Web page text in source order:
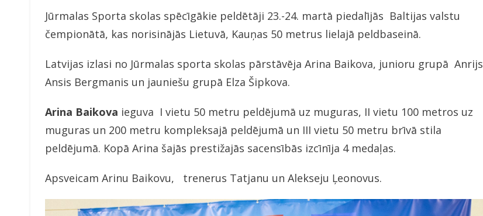
Jūrmalas Sporta skolas spēcīgākie peldētāji 23.-24. martā piedalījās Baltijas valstu
čempionātā, kas norisinājās Lietuvā, Kauņas 50 metrus lielajā peldbaseinā.
Latvijas izlasi no Jūrmalas sporta skolas pārstāvēja Arina Baikova, junioru grupā Anrijs
Ansis Bergmanis un jauniešu grupā Elza Šipkova.
Arina Baikova ieguva I vietu 50 metru peldējumā uz muguras, II vietu 100 metros uz
muguras un 200 metru kompleksajā peldējumā un III vietu 50 metru brīvā stila
peldējumā. Kopā Arina šajās prestižajās sacensībās izcīnīja 4 medaļas.
Apsveicam Arinu Baikovu, trenerus Tatjanu un Alekseju Ļeonovus.